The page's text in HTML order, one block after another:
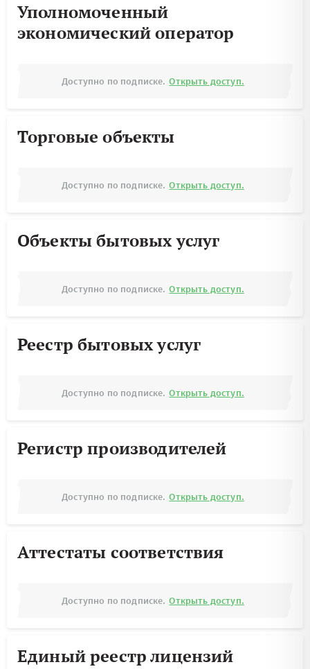
Уполномоченный
экономический оператор
Доступно по подписке. Открыть доступ.
Торговые объекты
Доступно по подписке. Открыть доступ.
Объекты бытовых услуг
Доступно по подписке. Открыть доступ.
Реестр бытовых услуг
Доступно по подписке. Открыть доступ.
Регистр производителей
Доступно по подписке. Открыть доступ.
Аттестаты соответствия
Доступно по подписке. Открыть доступ.
Единый реестр лицензий